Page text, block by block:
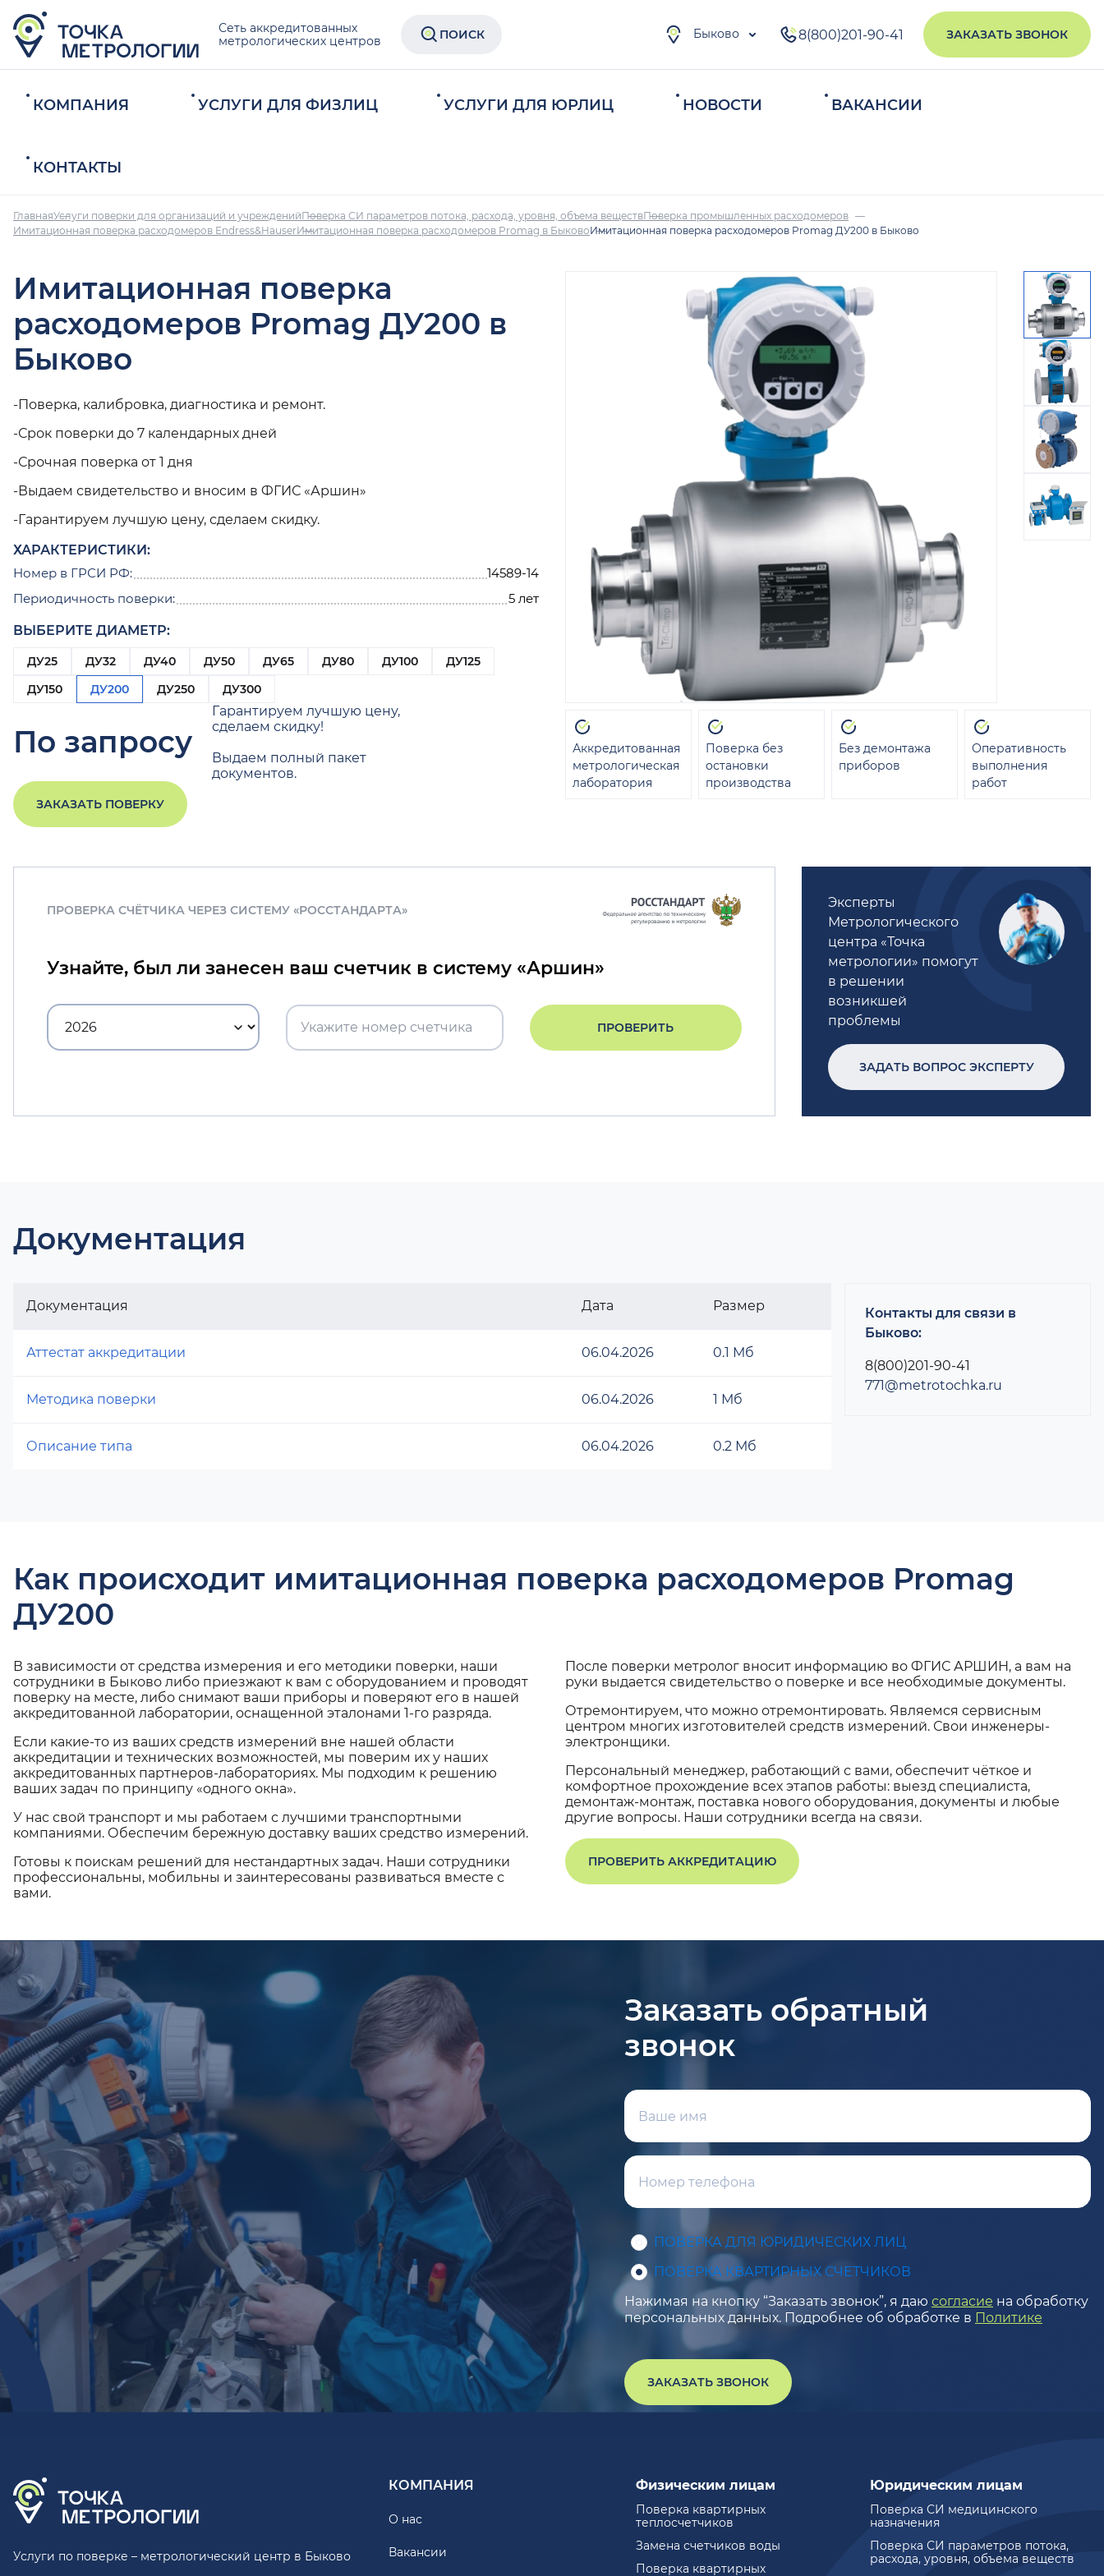
Сеть аккредитованных
метрологических центров
ПОИСК Быково 8(800)201-90-41 ЗАКАЗАТЬ ЗВОНОК
КОМПАНИЯ УСЛУГИ ДЛЯ ФИЗЛИЦ УСЛУГИ ДЛЯ ЮРЛИЦ НОВОСТИ ВАКАНСИИ
КОНТАКТЫ
ГлавнаяУслуги поверки для организаций и учрежденийПоверка СИ параметров потока, расхода, уровня, объема веществПоверка промышленных расходомеров
Имитационная поверка расходомеров Endress&HauserИмитационная поверка расходомеров Promag в БыковоИмитационная поверка расходомеров Promag ДУ200 в Быково
Имитационная поверка
расходомеров Promag ДУ200 в
Быково
-Поверка, калибровка, диагностика и ремонт.
-Срок поверки до 7 календарных дней
-Срочная поверка от 1 дня
-Выдаем свидетельство и вносим в ФГИС «Аршин»
-Гарантируем лучшую цену, сделаем скидку.
ХАРАКТЕРИСТИКИ:
Номер в ГРСИ РФ:
14589-14
Периодичность поверки:
5 лет
ВЫБЕРИТЕ ДИАМЕТР:
ДУ25 ДУ32 ДУ40 ДУ50 ДУ65 ДУ80 ДУ100
ДУ125
ДУ150
ДУ200 ДУ250 ДУ300
По запросу
Гарантируем лучшую цену,
сделаем скидку!
Выдаем полный пакет
документов.
ЗАКАЗАТЬ ПОВЕРКУ
Аккредитованная
метрологическая
лаборатория
Поверка без
остановки
производства
Без демонтажа
приборов
Оперативность
выполнения
работ
ПРОВЕРКА СЧЁТЧИКА ЧЕРЕЗ СИСТЕМУ «РОССТАНДАРТА»
Узнайте, был ли занесен ваш счетчик в систему «Аршин»
ПРОВЕРИТЬ
Эксперты
Метрологического
центра «Точка
метрологии» помогут
в решении
возникшей
проблемы
ЗАДАТЬ ВОПРОС ЭКСПЕРТУ
Документация
Документация Дата Размер
Аттестат аккредитации 06.04.2026 0.1 Мб
Методика поверки 06.04.2026 1 Мб
Описание типа 06.04.2026 0.2 Мб
Контакты для связи в
Быково:
8(800)201-90-41
771@metrotochka.ru
Как происходит имитационная поверка расходомеров Promag
ДУ200
В зависимости от средства измерения и его методики поверки, наши
сотрудники в Быково либо приезжают к вам с оборудованием и проводят
поверку на месте, либо снимают ваши приборы и поверяют его в нашей
аккредитованной лаборатории, оснащенной эталонами 1-го разряда.
Если какие-то из ваших средств измерений вне нашей области
аккредитации и технических возможностей, мы поверим их у наших
аккредитованных партнеров-лабораториях. Мы подходим к решению
ваших задач по принципу «одного окна».
У нас свой транспорт и мы работаем с лучшими транспортными
компаниями. Обеспечим бережную доставку ваших средство измерений.
Готовы к поискам решений для нестандартных задач. Наши сотрудники
профессиональны, мобильны и заинтересованы развиваться вместе с
вами.
После поверки метролог вносит информацию во ФГИС АРШИН, а вам на
руки выдается свидетельство о поверке и все необходимые документы.
Отремонтируем, что можно отремонтировать. Являемся сервисным
центром многих изготовителей средств измерений. Свои инженеры-
электронщики.
Персональный менеджер, работающий с вами, обеспечит чёткое и
комфортное прохождение всех этапов работы: выезд специалиста,
демонтаж-монтаж, поставка нового оборудования, документы и любые
другие вопросы. Наши сотрудники всегда на связи.
ПРОВЕРИТЬ АККРЕДИТАЦИЮ
Заказать обратный
звонок
ПОВЕРКА ДЛЯ ЮРИДИЧЕСКИХ ЛИЦ
ПОВЕРКА КВАРТИРНЫХ СЧЕТЧИКОВ
Нажимая на кнопку “Заказать звонок”, я даю согласие на обработку
персональных данных. Подробнее об обработке в Политике
ЗАКАЗАТЬ ЗВОНОК
Услуги по поверке – метрологический центр в Быково
КОМПАНИЯ
О нас
Вакансии
Физическим лицам
Поверка квартирных
теплосчетчиков
Замена счетчиков воды
Поверка квартирных
Юридическим лицам
Поверка СИ медицинского
назначения
Поверка СИ параметров потока,
расхода, уровня, объема веществ